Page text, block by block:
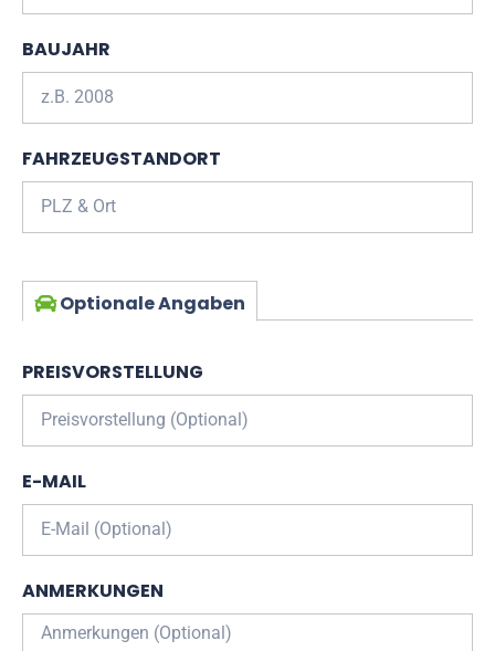
BAUJAHR
FAHRZEUGSTANDORT
Optionale Angaben
PREISVORSTELLUNG
E-MAIL
ANMERKUNGEN